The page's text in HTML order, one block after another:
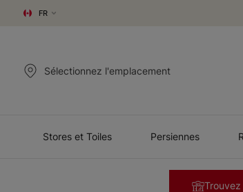
FR
Sélectionnez l'emplacement
Stores et Toiles Persiennes